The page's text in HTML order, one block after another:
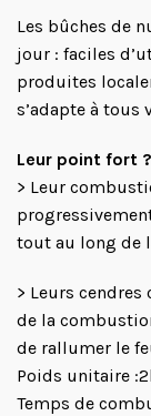
Les bûches de
jour : faciles
produites
s’adapte à tous
Leur point fort ?
> Leur
tout au long de
> Leurs
de la
de rallumer le
Poids unitaire
Temps de